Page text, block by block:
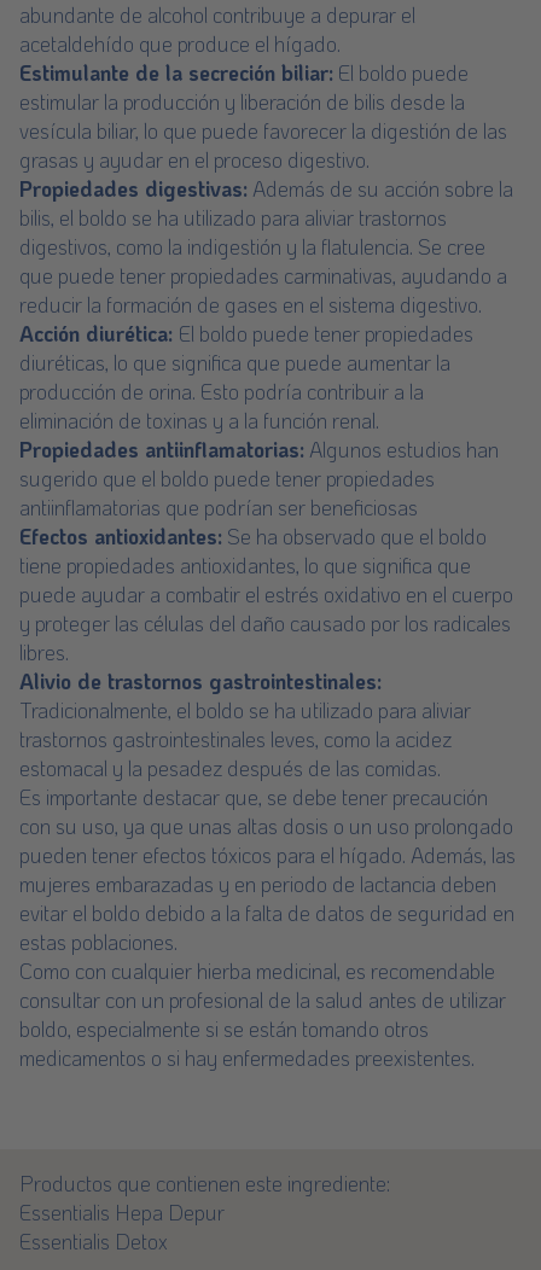
abundante de alcohol contribuye a depurar el
acetaldehído que produce el hígado.
Estimulante de la secreción biliar: El boldo puede
estimular la producción y liberación de bilis desde la
vesícula biliar, lo que puede favorecer la digestión de las
grasas y ayudar en el proceso digestivo.
Propiedades digestivas: Además de su acción sobre la
bilis, el boldo se ha utilizado para aliviar trastornos
digestivos, como la indigestión y la flatulencia. Se cree
que puede tener propiedades carminativas, ayudando a
reducir la formación de gases en el sistema digestivo.
Acción diurética: El boldo puede tener propiedades
diuréticas, lo que significa que puede aumentar la
producción de orina. Esto podría contribuir a la
eliminación de toxinas y a la función renal.
Propiedades antiinflamatorias: Algunos estudios han
sugerido que el boldo puede tener propiedades
antiinflamatorias que podrían ser beneficiosas
Efectos antioxidantes: Se ha observado que el boldo
tiene propiedades antioxidantes, lo que significa que
puede ayudar a combatir el estrés oxidativo en el cuerpo
y proteger las células del daño causado por los radicales
libres.
Alivio de trastornos gastrointestinales:
Tradicionalmente, el boldo se ha utilizado para aliviar
trastornos gastrointestinales leves, como la acidez
estomacal y la pesadez después de las comidas.
Es importante destacar que, se debe tener precaución
con su uso, ya que unas altas dosis o un uso prolongado
pueden tener efectos tóxicos para el hígado. Además, las
mujeres embarazadas y en periodo de lactancia deben
evitar el boldo debido a la falta de datos de seguridad en
estas poblaciones.
Como con cualquier hierba medicinal, es recomendable
consultar con un profesional de la salud antes de utilizar
boldo, especialmente si se están tomando otros
medicamentos o si hay enfermedades preexistentes.
Productos que contienen este ingrediente:
Essentialis Hepa Depur
Essentialis Detox